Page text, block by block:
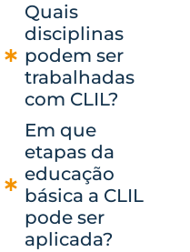
Quais
disciplinas
podem ser
trabalhadas
com CLIL?
Em que
etapas da
educação
básica a CLIL
pode ser
aplicada?